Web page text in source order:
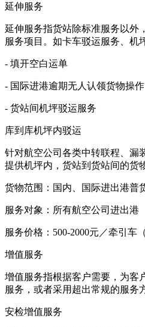
延伸服务
延伸服务指货站除标准服务以外
服务项目。如卡车驳运服务、机
- 填开空白运单
- 国际进港逾期无人认领货物操作
- 货站间机坪驳运服务
库到库机坪内驳运
针对航空公司各类中转联程、漏
提供机坪内，货站到货站间的货
货物范围：国内、国际进出港普
服务对象：所有航空公司进出港
服务价格：500-2000元／牵引车
增值服务
增值服务指根据客户需要，为客
服务，或者采用超出常规的服务
安检增值服务